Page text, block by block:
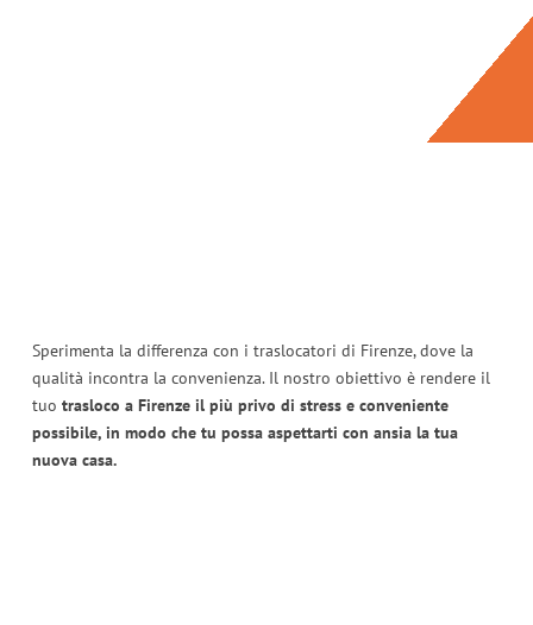
Sperimenta la differenza con i traslocatori di Firenze, dove la
qualità incontra la convenienza. Il nostro obiettivo è rendere il
tuo trasloco a Firenze il più privo di stress e conveniente
possibile, in modo che tu possa aspettarti con ansia la tua
nuova casa.